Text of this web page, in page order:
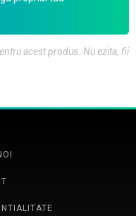
acest produs. Nu ezita, fii